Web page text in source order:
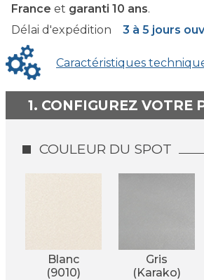
France et garanti 10 ans.
Délai d'expédition
3 à 5 jours
Caractéristiques
1. CONFIGUREZ VOTRE
COULEUR DU SPOT
Blanc
(9010)
Gris
(Karako)